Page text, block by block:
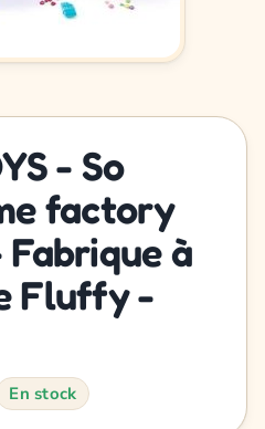
- So
factory
à
Fluffy -
En stock